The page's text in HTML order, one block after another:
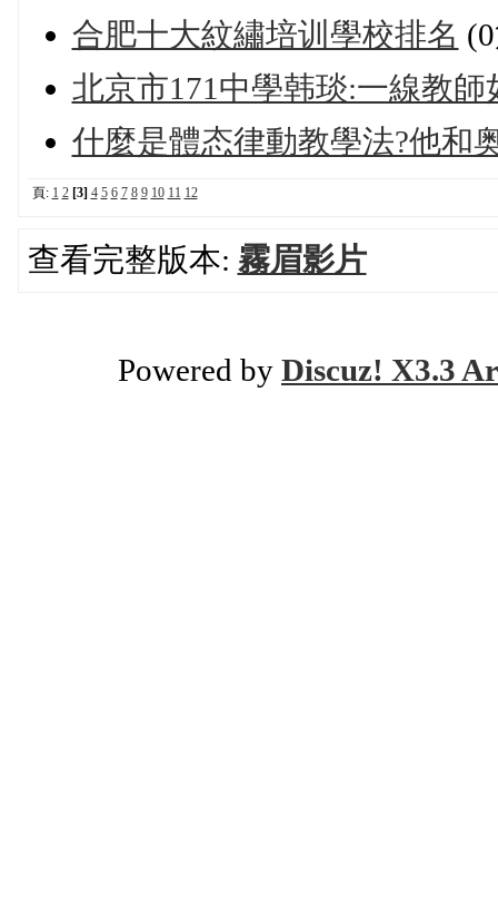
合肥十大紋繡培训學校排名
北京市171中學韩琰:一線教
什麼是體态律動教學法?他和
頁: 1 2 [3] 4 5 6 7 8 9 10 11 12
查看完整版本: 霧眉影片
Powered by Discuz! X3.3